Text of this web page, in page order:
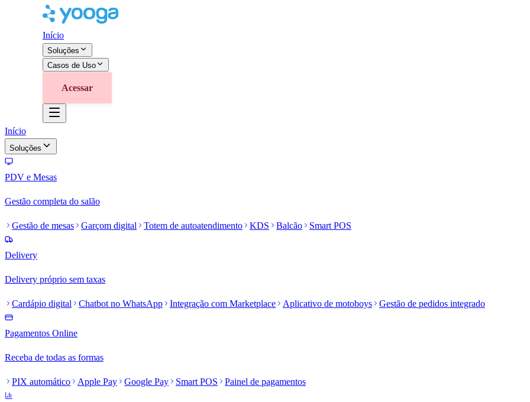
Início
Soluções
Casos de Uso
Acessar
Início
Soluções
PDV e Mesas
Gestão completa do salão
Gestão de mesas Garçom digital Totem de autoatendimento KDS Balcão Smart POS
Delivery
Delivery próprio sem taxas
Cardápio digital Chatbot no WhatsApp Integração com Marketplace Aplicativo de motoboys Gestão de pedidos integrado
Pagamentos Online
Receba de todas as formas
PIX automático Apple Pay Google Pay Smart POS Painel de pagamentos